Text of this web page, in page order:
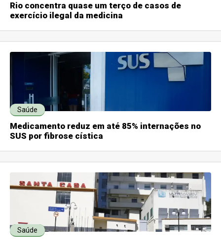
Rio concentra quase um terço de casos de
exercício ilegal da medicina
Saúde
Medicamento reduz em até 85% internações no
SUS por fibrose cística
Saúde